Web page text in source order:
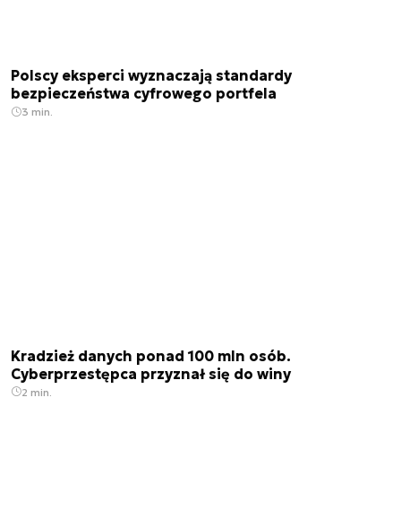
Polscy eksperci wyznaczają standardy
bezpieczeństwa cyfrowego portfela
3 min.
Kradzież danych ponad 100 mln osób.
Cyberprzestępca przyznał się do winy
2 min.